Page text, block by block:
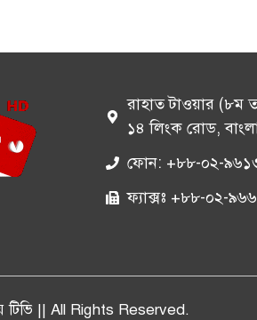
রাহাত টাওয়ার (৮ম
১৪ লিংক রোড,
ফোন: +৮৮-০২-
ফ্যাক্সঃ +৮৮-০২-
টিভি || All Rights Reserved.